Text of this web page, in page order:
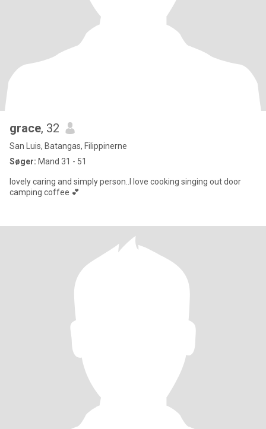
grace, 32
San Luis, Batangas, Filippinerne
Søger: Mand 31 - 51
lovely caring and simply person..I love cooking singing out door
camping coffee 💕